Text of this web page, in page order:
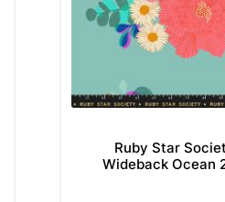
Ruby Star
Wideback Ocean